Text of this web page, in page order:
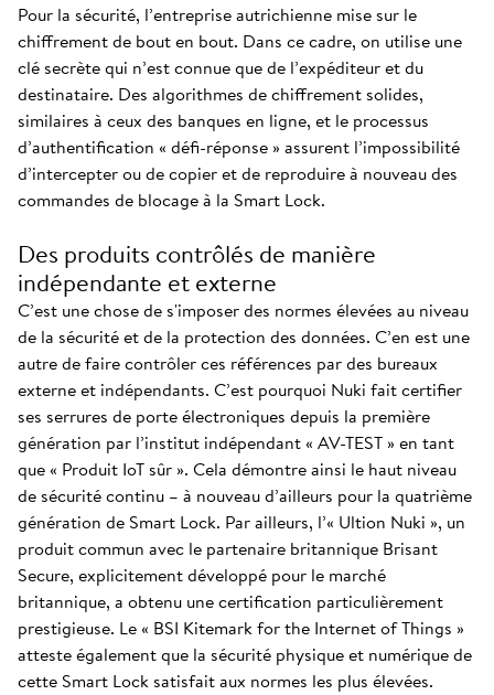
Pour la sécurité, l’entreprise autrichienne mise sur le
chiffrement de bout en bout. Dans ce cadre, on utilise une
clé secrète qui n’est connue que de l’expéditeur et du
destinataire. Des algorithmes de chiffrement solides,
similaires à ceux des banques en ligne, et le processus
d’authentification « défi-réponse » assurent l’impossibilité
d’intercepter ou de copier et de reproduire à nouveau des
commandes de blocage à la Smart Lock.
Des produits contrôlés de manière
indépendante et externe
C’est une chose de s'imposer des normes élevées au niveau
de la sécurité et de la protection des données. C’en est une
autre de faire contrôler ces références par des bureaux
externe et indépendants. C’est pourquoi Nuki fait certifier
ses serrures de porte électroniques depuis la première
génération par l’institut indépendant « AV-TEST » en tant
que « Produit IoT sûr ». Cela démontre ainsi le haut niveau
de sécurité continu – à nouveau d’ailleurs pour la quatrième
génération de Smart Lock. Par ailleurs, l’« Ultion Nuki », un
produit commun avec le partenaire britannique Brisant
Secure, explicitement développé pour le marché
britannique, a obtenu une certification particulièrement
prestigieuse. Le « BSI Kitemark for the Internet of Things »
atteste également que la sécurité physique et numérique de
cette Smart Lock satisfait aux normes les plus élevées.